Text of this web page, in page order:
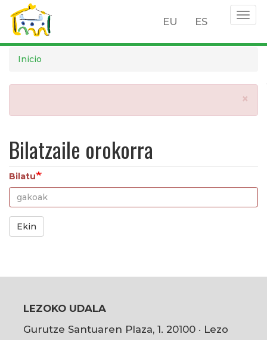
EU ES
Inicio
×
de
error
Bilatzaile orokorra
Bilatu
Ekin
LEZOKO UDALA
Gurutze Santuaren Plaza, 1. 20100 · Lezo